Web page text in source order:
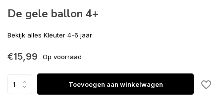
De gele ballon 4+
Bekijk alles Kleuter 4-6 jaar
€15,99 Op voorraad
Toevoegen aan winkelwagen